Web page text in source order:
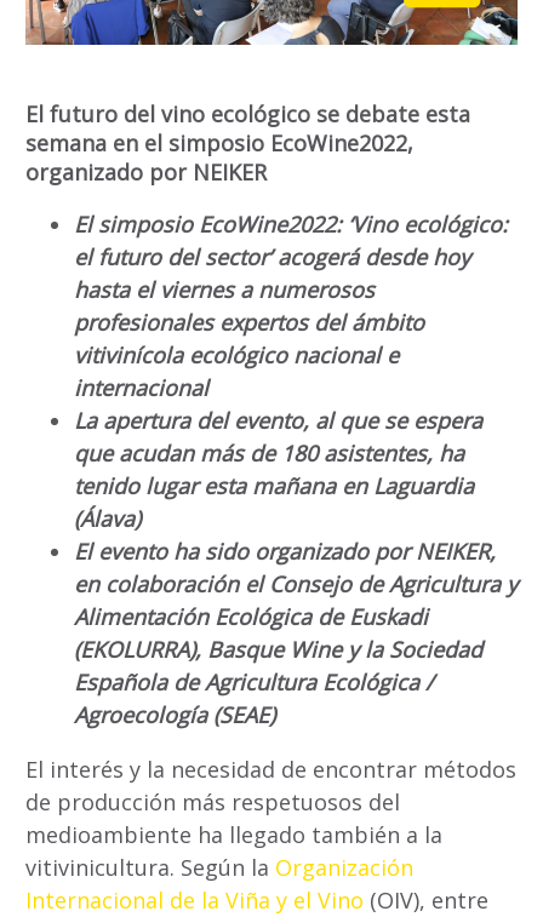
El futuro del vino ecológico se debate esta
semana en el simposio EcoWine2022,
organizado por NEIKER
El simposio EcoWine2022: ‘Vino ecológico:
el futuro del sector’ acogerá desde hoy
hasta el viernes a numerosos
profesionales expertos del ámbito
vitivinícola ecológico nacional e
internacional
La apertura del evento, al que se espera
que acudan más de 180 asistentes, ha
tenido lugar esta mañana en Laguardia
(Álava)
El evento ha sido organizado por NEIKER,
en colaboración el Consejo de Agricultura y
Alimentación Ecológica de Euskadi
(EKOLURRA), Basque Wine y la Sociedad
Española de Agricultura Ecológica /
Agroecología (SEAE)
El interés y la necesidad de encontrar métodos
de producción más respetuosos del
medioambiente ha llegado también a la
vitivinicultura. Según la Organización
Internacional de la Viña y el Vino (OIV), entre